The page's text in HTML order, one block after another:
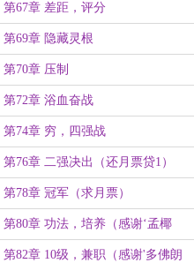
第67章 差距，评分
第69章 隐藏灵根
第70章 压制
第72章 浴血奋战
第74章 穷，四强战
第76章 二强决出（还月票贷1）
第78章 冠军（求月票）
第80章 功法，培养（感谢‘孟椰
椰’盟主）
第82章 10级，兼职（感谢'多佛朗